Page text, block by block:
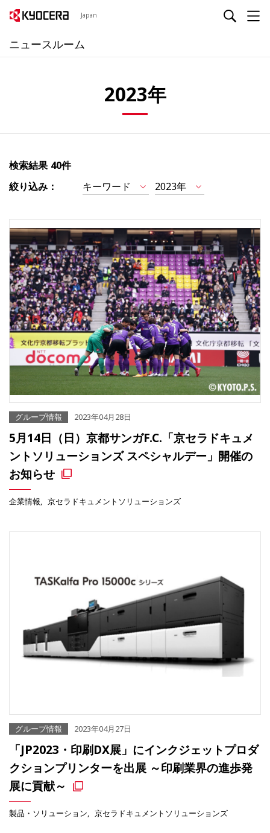
Japan
ニュースルーム
2023年
検索結果 40件
絞り込み：
キーワード 2023年
グループ情報 2023年04月28日
5月14日（日）京都サンガF.C.「京セラドキュメ
ントソリューションズ スペシャルデー」開催の
お知らせ
企業情報 京セラドキュメントソリューションズ
グループ情報 2023年04月27日
「JP2023・印刷DX展」にインクジェットプロダ
クションプリンターを出展 ～印刷業界の進歩発
展に貢献～
製品・ソリューション 京セラドキュメントソリューションズ